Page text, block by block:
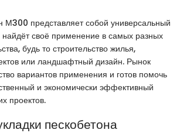
М300 представляет собой универсальный
своё применение в самых разных
будь то строительство жилья,
или ландшафтный дизайн. Рынок
вариантов применения и готов помочь
и экономически эффективный
проектов.
пескобетона